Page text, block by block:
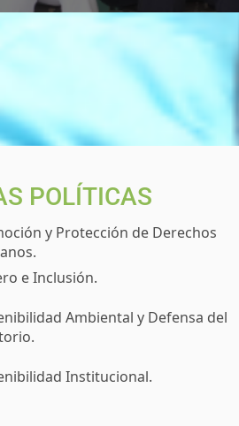
POLÍTICAS
y Protección de Derechos
e Inclusión.
Ambiental y Defensa del
Institucional.